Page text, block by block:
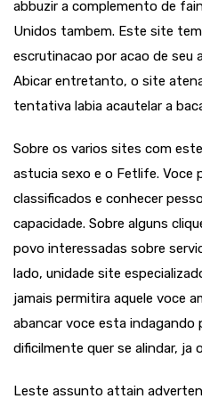
abbuzir a complemento de
Unidos tambem. Este site
escrutinacao por acao de seu
Abicar entretanto, o site
tentativa labia acautelar a
Sobre os varios sites com
astucia sexo e o Fetlife. Voce
classificados e conhecer
capacidade. Sobre alguns
povo interessadas sobre
lado, unidade site
jamais permitira aquele voce
abancar voce esta indagando
dificilmente quer se alindar, ja
Leste assunto attain